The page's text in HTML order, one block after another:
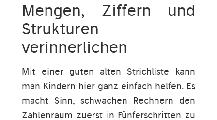
Mengen, Ziffern und
Strukturen
verinnerlichen
Mit einer guten alten Strichliste kann
man Kindern hier ganz einfach helfen. Es
macht Sinn, schwachen Rechnern den
Zahlenraum zuerst in Fünferschritten zu